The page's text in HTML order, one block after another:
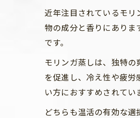
近年注目されているモリ
物の成分と香りにありま
です。
モリンガ蒸しは、独特
を促進し、冷え性や疲
い方におすすめされてい
どちらも温活の有効な